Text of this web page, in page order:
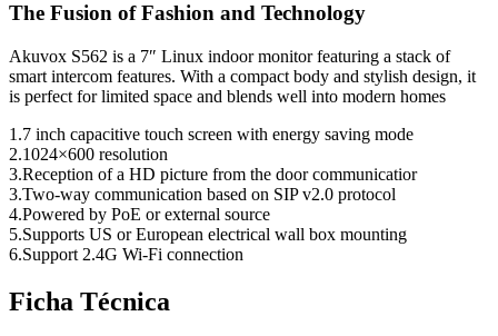
The Fusion of Fashion and Technology
Akuvox S562 is a 7″ Linux indoor monitor featuring a stack of
smart intercom features. With a compact body and stylish design, it
is perfect for limited space and blends well into modern homes
1.7 inch capacitive touch screen with energy saving mode
2.1024×600 resolution
3.Reception of a HD picture from the door communicatior
3.Two-way communication based on SIP v2.0 protocol
4.Powered by PoE or external source
5.Supports US or European electrical wall box mounting
6.Support 2.4G Wi-Fi connection
Ficha Técnica